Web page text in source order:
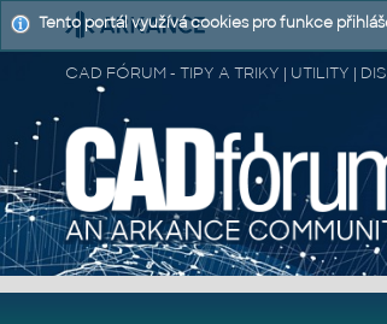
CAD FÓRUM - TIPY A TRIKY | UTILITY |
Tento portál využívá cookies pro funkce